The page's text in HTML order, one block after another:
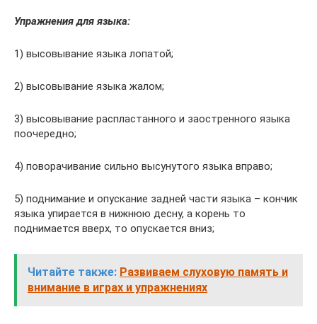
Упражнения для языка:
1) высовывание языка лопатой;
2) высовывание языка жалом;
3) высовывание распластанного и заостренного языка
поочередно;
4) поворачивание сильно высунутого языка вправо;
5) поднимание и опускание задней части языка – кончик
языка упирается в нижнюю десну, а корень то
поднимается вверх, то опускается вниз;
Читайте также: Развиваем слуховую память и
внимание в играх и упражнениях